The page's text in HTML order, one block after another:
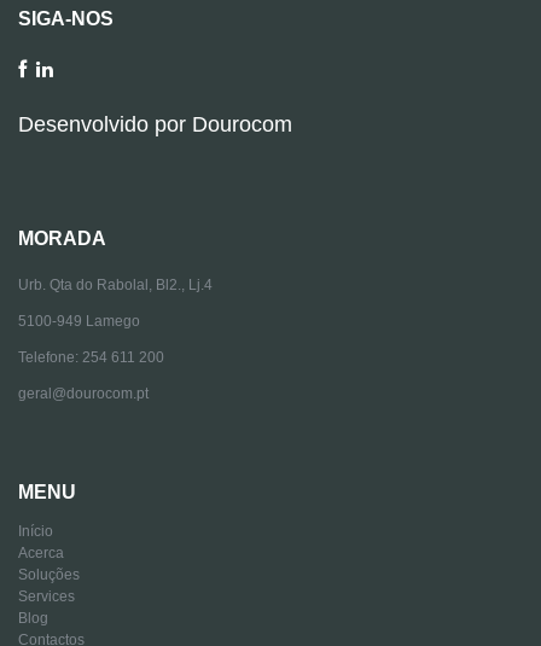
SIGA-NOS
Desenvolvido por Dourocom
MORADA
Urb. Qta do Rabolal, Bl2., Lj.4
5100-949 Lamego
Telefone: 254 611 200
geral@dourocom.pt
MENU
Início
Acerca
Soluções
Services
Blog
Contactos